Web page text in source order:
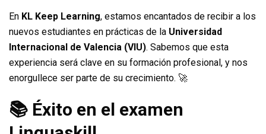
En KL Keep Learning, estamos encantados de recibir a los
nuevos estudiantes en prácticas de la Universidad
Internacional de Valencia (VIU). Sabemos que esta
experiencia será clave en su formación profesional, y nos
enorgullece ser parte de su crecimiento. 🚀
📚 Éxito en el examen